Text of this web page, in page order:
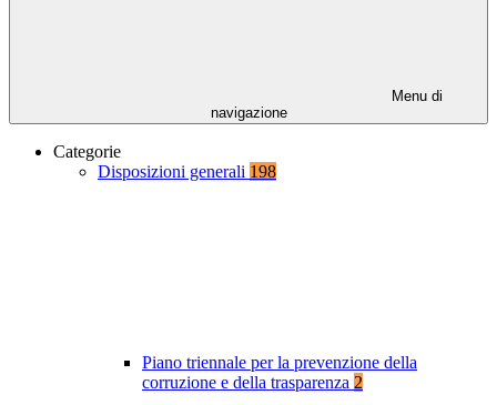
Menu di
navigazione
Categorie
Disposizioni generali 198
Piano triennale per la prevenzione della
corruzione e della trasparenza 2